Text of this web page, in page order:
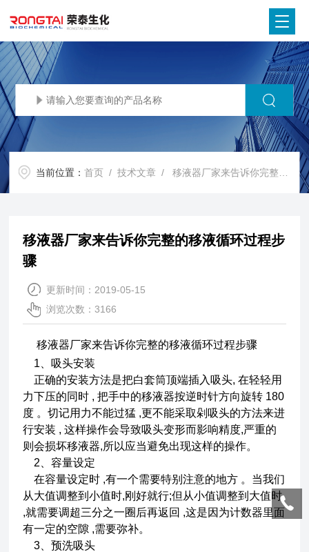
当前位置：首页 /技术文章 / 移液器厂家来告诉你完整的移液循环过程步骤
移液器厂家来告诉你完整的移液循环过程步
骤
更新时间：2019-05-15
浏览次数：3166
移液器厂家来告诉你完整的移液循环过程步骤
1、吸头安装
正确的安装方法是把白套筒顶端插入吸头, 在轻轻用
力下压的同时 , 把手中的移液器按逆时针方向旋转 180
度 。切记用力不能过猛 ,更不能采取剁吸头的方法来进
行安装 , 这样操作会导致吸头变形而影响精度,严重的
则会损坏移液器,所以应当避免出现这样的操作。
2、容量设定
在容量设定时 ,有一个需要特别注意的地方 。当我们
从大值调整到小值时,刚好就行;但从小值调整到大值时
,就需要调超三分之一圈后再返回 ,这是因为计数器里面
有一定的空隙 ,需要弥补。
3、预洗吸头